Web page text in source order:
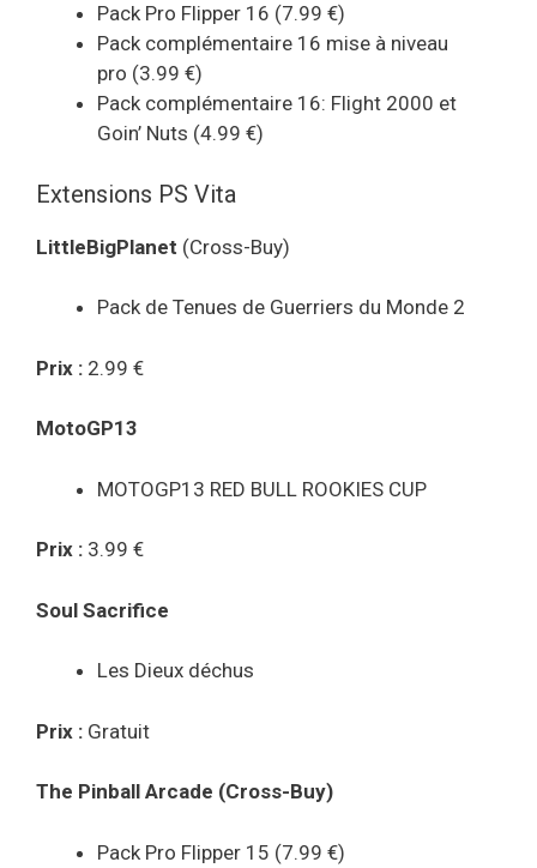
Pack Pro Flipper 16 (7.99 €)
Pack complémentaire 16 mise à niveau
pro (3.99 €)
Pack complémentaire 16: Flight 2000 et
Goin’ Nuts (4.99 €)
Extensions PS Vita
LittleBigPlanet (Cross-Buy)
Pack de Tenues de Guerriers du Monde 2
Prix : 2.99 €
MotoGP13
MOTOGP13 RED BULL ROOKIES CUP
Prix : 3.99 €
Soul Sacrifice
Les Dieux déchus
Prix : Gratuit
The Pinball Arcade (Cross-Buy)
Pack Pro Flipper 15 (7.99 €)